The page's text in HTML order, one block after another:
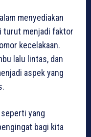
menyediakan
turut menjadi faktor
kecelakaan.
lalu lintas, dan
aspek yang
yang
bagi kita